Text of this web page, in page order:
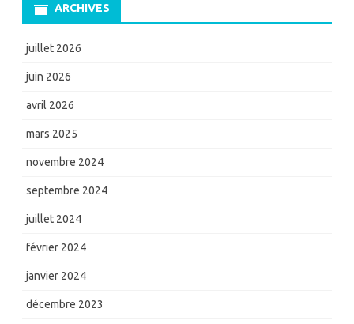
ARCHIVES
juillet 2026
juin 2026
avril 2026
mars 2025
novembre 2024
septembre 2024
juillet 2024
février 2024
janvier 2024
décembre 2023